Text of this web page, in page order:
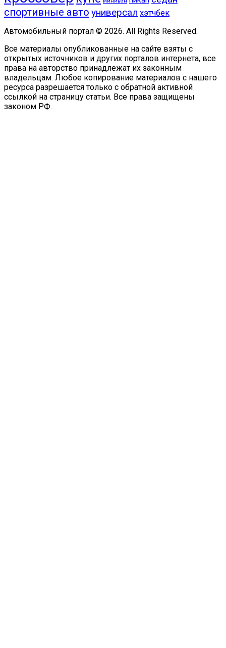
спортивные авто универсал хэтчбек
Автомобильный портал © 2026. All Rights Reserved.
Все материалы опубликованные на сайте взяты с
открытых источников и других порталов интернета, все
права на авторство принадлежат их законным
владельцам. Любое копирование материалов с нашего
ресурса разрешается только с обратной активной
ссылкой на страницу статьи. Все права защищены
законом РФ.